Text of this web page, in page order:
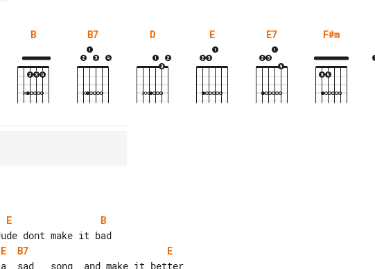
B B7 D E E7 F#m
E
B
E
B7
E